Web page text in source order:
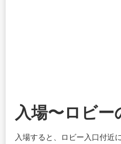
入場〜ロビー
入場すると、ロビー入口付近